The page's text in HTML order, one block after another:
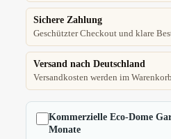
Sichere Zahlung
Geschützter Checkout und klare
Versand nach Deutschland
Versandkosten werden im
Kommerzielle Eco-Dome
Monate